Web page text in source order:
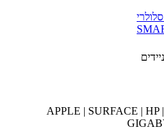
APPLE | SURFACE |